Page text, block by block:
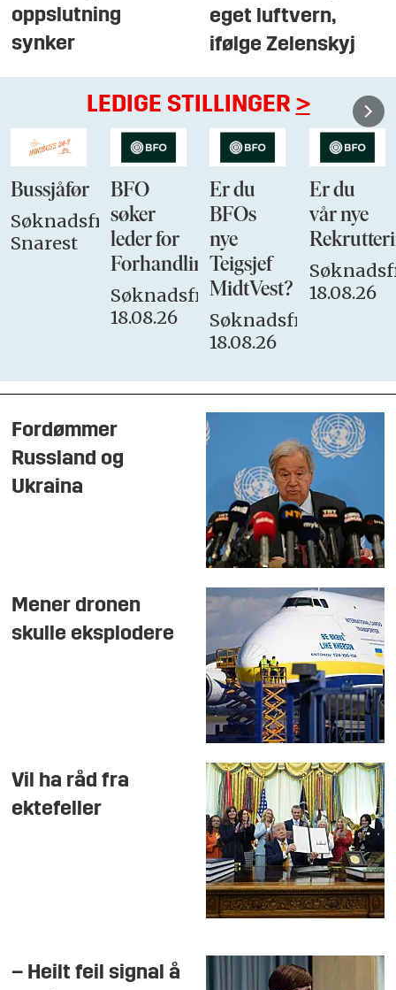
oppslutning
synker
eget luftvern,
ifølge Zelenskyj
LEDIGE STILLINGER >
Bussjåfør
Søknadsfrist:
Snarest
BFO
søker
leder for
Forhandlingsutvalget
Søknadsfrist:
18.08.26
Er du
BFOs
nye
Teigsjef
MidtVest?
Søknadsfrist:
18.08.26
Er du
vår nye
18.08.26
Fordømmer
Russland og
Ukraina
Mener dronen
skulle eksplodere
Vil ha råd fra
ektefeller
– Heilt feil signal å